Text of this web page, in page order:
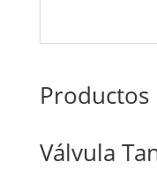
Válvula